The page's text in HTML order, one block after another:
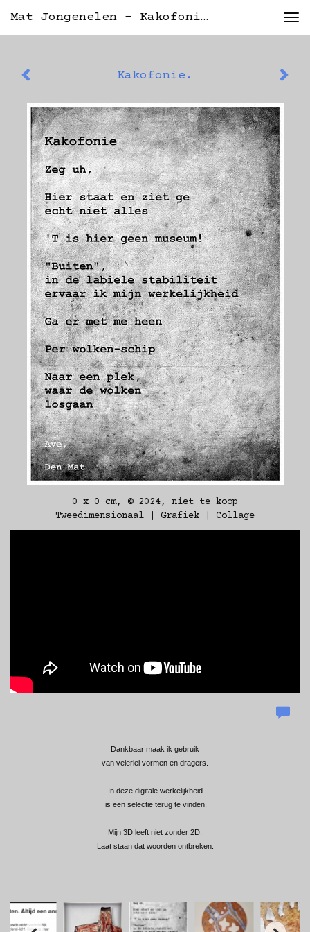
Mat Jongenelen - Kakofonie.
Kakofonie.
0 x 0 cm, © 2024, niet te koop
Tweedimensionaal | Grafiek | Collage
Dankbaar maak ik gebruik
van velerlei vormen en dragers.
In deze digitale werkelijkheid
is een selectie terug te vinden.
Mijn 3D leeft niet zonder 2D.
Laat staan dat woorden ontbreken.